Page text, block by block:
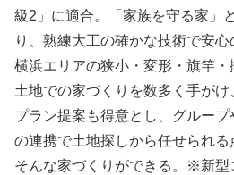
級2」に適合。「家族を守る家」
り、熟練大工の確かな技術で安心
横浜エリアの狭小・変形・旗竿
土地での家づくりを数多く手が
プラン提案も得意とし、グルー
の連携で土地探しから任せられ
そんな家づくりができる。※新型